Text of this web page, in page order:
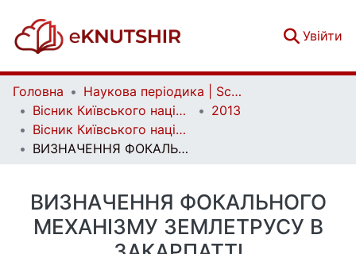
Увійти
Головна
Наукова періодика | Scientific periodicals
Вісник Київського національного університету імені Тараса Шевченка. Геологія | Visnyk of Taras Shevchenko National University of Kyiv. Geology
2013
Вісник Київського національного університету імені Тараса Шевченка. Геологія. 4(63)
ВИЗНАЧЕННЯ ФОКАЛЬНОГО МЕХАНІЗМУ ЗЕМЛЕТРУСУ В ЗАКАРПАТТІ
ВИЗНАЧЕННЯ ФОКАЛЬНОГО
МЕХАНІЗМУ ЗЕМЛЕТРУСУ В